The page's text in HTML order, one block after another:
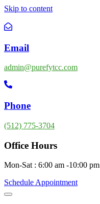
Skip to content
Email
admin@purefytcc.com
Phone
(512) 775-3704
Office Hours
Mon-Sat : 6:00 am -10:00 pm
Schedule Appointment